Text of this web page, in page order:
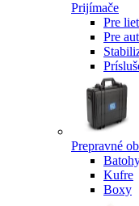
Prijímače
Pre
Pre
Prepravné
Kufre
Boxy